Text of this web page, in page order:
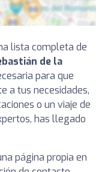
lista completa de
de la
para que
a tus necesidades,
o un viaje de
has llegado
página propia en